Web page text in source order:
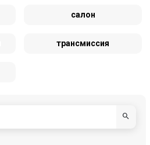
салон
трансмиссия